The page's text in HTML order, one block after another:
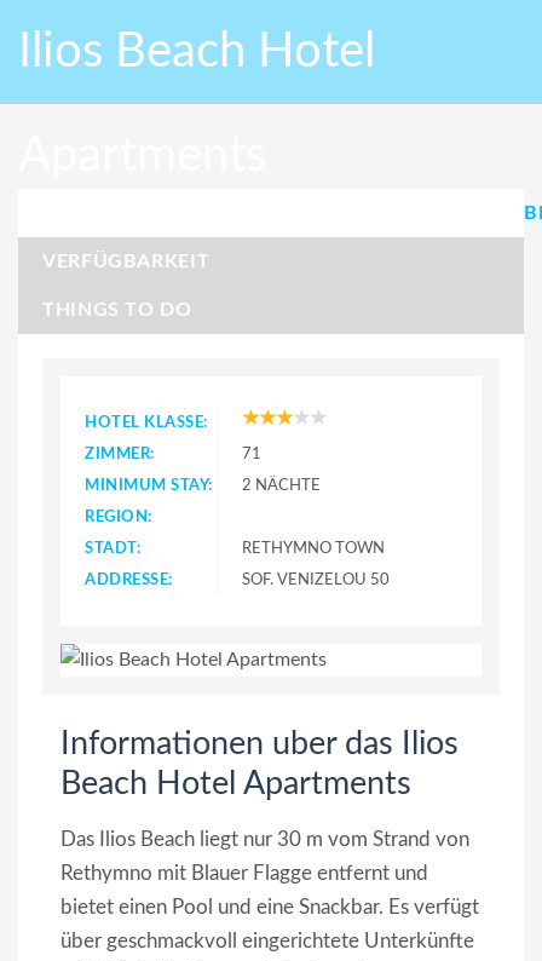
Ilios Beach Hotel
VERFÜGBARKEIT
THINGS TO DO
HOTEL KLASSE:
ZIMMER:
71
MINIMUM STAY:
2 NÄCHTE
REGION:
STADT:
RETHYMNO TOWN
ADDRESSE:
SOF. VENIZELOU 50
Informationen uber das Ilios
Beach Hotel Apartments
Das Ilios Beach liegt nur 30 m vom Strand von
Rethymno mit Blauer Flagge entfernt und
bietet einen Pool und eine Snackbar. Es verfügt
über geschmackvoll eingerichtete Unterkünfte